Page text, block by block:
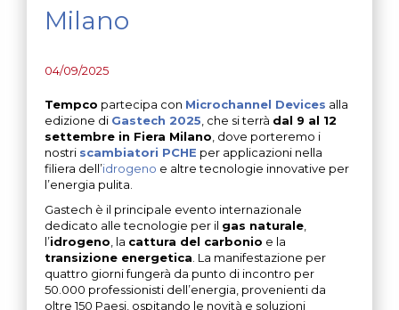
Milano
04/09/2025
Tempco partecipa con Microchannel Devices alla
edizione di Gastech 2025 , che si terrà dal 9 al 12
settembre in Fiera Milano , dove porteremo i
nostri scambiatori PCHE per applicazioni nella
filiera dell’idrogeno e altre tecnologie innovative per
l’energia pulita.
Gastech è il principale evento internazionale
dedicato alle tecnologie per il gas naturale
l’idrogeno , la cattura del carbonio e la
transizione energetica . La manifestazione per
quattro giorni fungerà da punto di incontro per
50.000 professionisti dell’energia, provenienti da
oltre 150 Paesi, ospitando le novità e soluzioni